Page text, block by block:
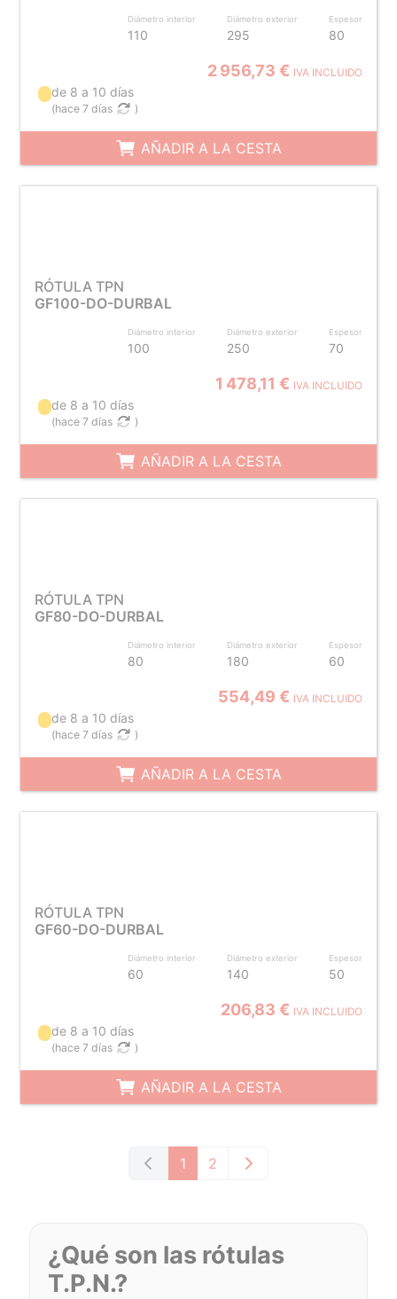
Diámetro interior
110
Diámetro exterior
295
Espesor
80
2 956,73 € IVA INCLUIDO
de 8 a 10 días
(hace 7 días )
AÑADIR A LA CESTA
RÓTULA TPN
GF100-DO-DURBAL
Diámetro interior
100
Diámetro exterior
250
Espesor
70
1 478,11 € IVA INCLUIDO
de 8 a 10 días
(hace 7 días )
AÑADIR A LA CESTA
RÓTULA TPN
GF80-DO-DURBAL
Diámetro interior
80
Diámetro exterior
180
Espesor
60
554,49 € IVA INCLUIDO
de 8 a 10 días
(hace 7 días )
AÑADIR A LA CESTA
RÓTULA TPN
GF60-DO-DURBAL
Diámetro interior
60
Diámetro exterior
140
Espesor
50
206,83 € IVA INCLUIDO
de 8 a 10 días
(hace 7 días )
AÑADIR A LA CESTA
1 2
¿Qué son las rótulas
T.P.N.?